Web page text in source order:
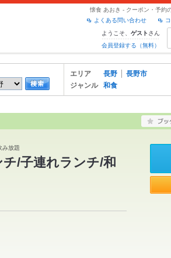
懐食 あおき - クーポン・予約
よくある問い合わせ
ようこそ、 ゲスト さん
会員登録する（無料）
エリア 長野
長野市
ジャンル
和食
み放題
/子連れランチ/和